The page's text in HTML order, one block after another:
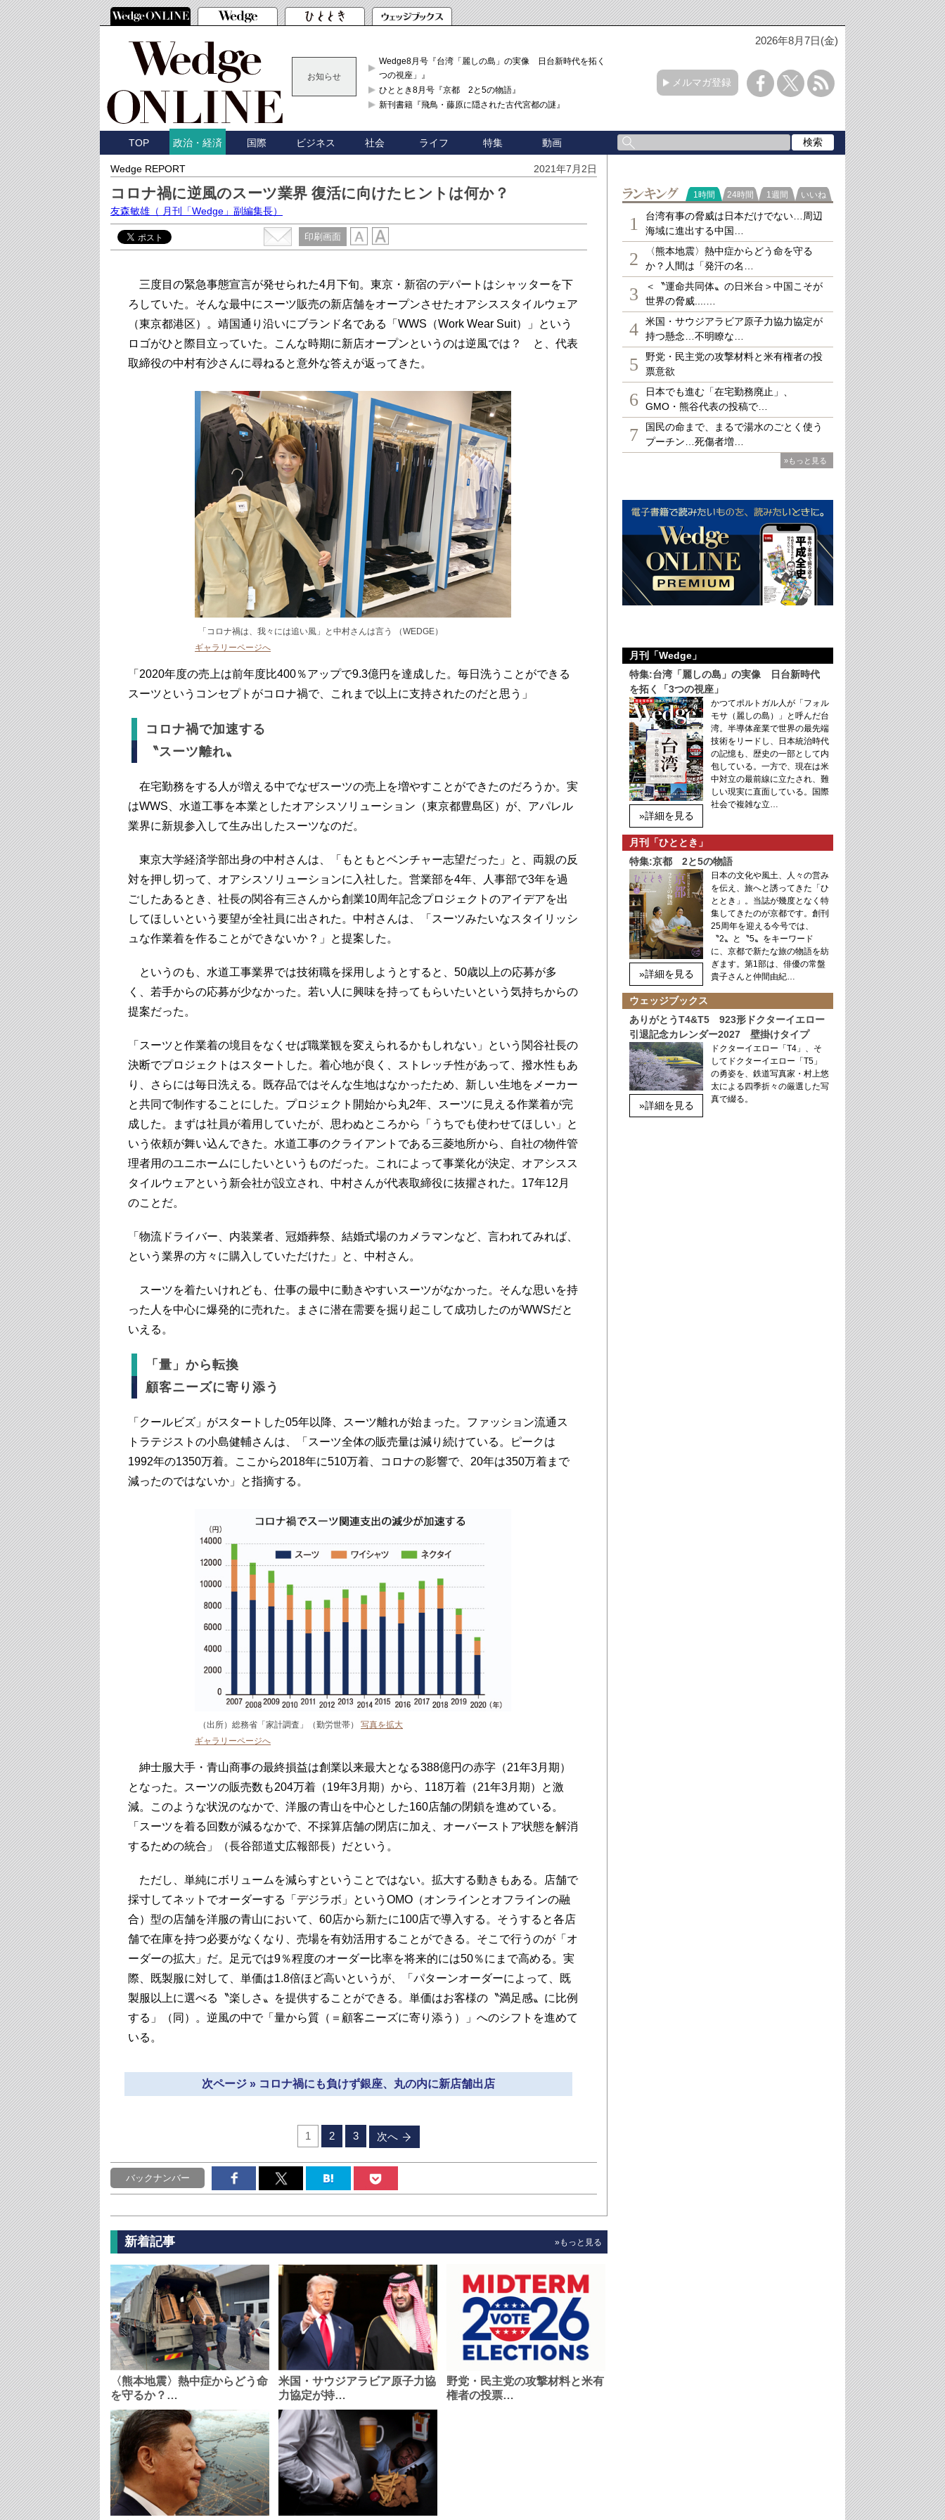
2026年8月7日(金)
お知らせ
Wedge8月号『台湾「麗しの島」の実像 日台新時代を拓く「3
つの視座」』
ひととき8月号『京都 2と5の物語』
新刊書籍『飛鳥・藤原に隠された古代宮都の謎』
メルマガ登録
TOP 政治・経済 国際 ビジネス 社会 ライフ 特集 動画
Wedge REPORT 2021年7月2日
コロナ禍に逆風のスーツ業界 復活に向けたヒントは何か？
友森敏雄 （ 月刊「Wedge」副編集長）
印刷画面
三度目の緊急事態宣言が発せられた4月下旬。東京・新宿のデパートはシャッターを下
ろしていた。そんな最中にスーツ販売の新店舗をオープンさせたオアシススタイルウェア
（東京都港区）。靖国通り沿いにブランド名である「WWS（Work Wear Suit）」という
ロゴがひと際目立っていた。こんな時期に新店オープンというのは逆風では？ と、代表
取締役の中村有沙さんに尋ねると意外な答えが返ってきた。
「コロナ禍は、我々には追い風」と中村さんは言う （WEDGE）
ギャラリーページへ
「2020年度の売上は前年度比400％アップで9.3億円を達成した。毎日洗うことができる
スーツというコンセプトがコロナ禍で、これまで以上に支持されたのだと思う」
コロナ禍で加速する
〝スーツ離れ〟
在宅勤務をする人が増える中でなぜスーツの売上を増やすことができたのだろうか。実
はWWS、水道工事を本業としたオアシスソリューション（東京都豊島区）が、アパレル
業界に新規参入して生み出したスーツなのだ。
東京大学経済学部出身の中村さんは、「もともとベンチャー志望だった」と、両親の反
対を押し切って、オアシスソリューションに入社した。営業部を4年、人事部で3年を過
ごしたあるとき、社長の関谷有三さんから創業10周年記念プロジェクトのアイデアを出
してほしいという要望が全社員に出された。中村さんは、「スーツみたいなスタイリッシ
ュな作業着を作ることができないか？」と提案した。
というのも、水道工事業界では技術職を採用しようとすると、50歳以上の応募が多
く、若手からの応募が少なかった。若い人に興味を持ってもらいたいという気持ちからの
提案だった。
「スーツと作業着の境目をなくせば職業観を変えられるかもしれない」という関谷社長の
決断でプロジェクトはスタートした。着心地が良く、ストレッチ性があって、撥水性もあ
り、さらには毎日洗える。既存品ではそんな生地はなかったため、新しい生地をメーカー
と共同で制作することにした。プロジェクト開始から丸2年、スーツに見える作業着が完
成した。まずは社員が着用していたが、思わぬところから「うちでも使わせてほしい」と
いう依頼が舞い込んできた。水道工事のクライアントである三菱地所から、自社の物件管
理者用のユニホームにしたいというものだった。これによって事業化が決定、オアシスス
タイルウェアという新会社が設立され、中村さんが代表取締役に抜擢された。17年12月
のことだ。
「物流ドライバー、内装業者、冠婚葬祭、結婚式場のカメラマンなど、言われてみれば、
という業界の方々に購入していただけた」と、中村さん。
スーツを着たいけれども、仕事の最中に動きやすいスーツがなかった。そんな思いを持
った人を中心に爆発的に売れた。まさに潜在需要を掘り起こして成功したのがWWSだと
いえる。
「量」から転換
顧客ニーズに寄り添う
「クールビズ」がスタートした05年以降、スーツ離れが始まった。ファッション流通ス
トラテジストの小島健輔さんは、「スーツ全体の販売量は減り続けている。ピークは
1992年の1350万着。ここから2018年に510万着、コロナの影響で、20年は350万着まで
減ったのではないか」と指摘する。
（出所）総務省「家計調査」（勤労世帯） 写真を拡大
ギャラリーページへ
紳士服大手・青山商事の最終損益は創業以来最大となる388億円の赤字（21年3月期）
となった。スーツの販売数も204万着（19年3月期）から、118万着（21年3月期）と激
減。このような状況のなかで、洋服の青山を中心とした160店舗の閉鎖を進めている。
「スーツを着る回数が減るなかで、不採算店舗の閉店に加え、オーバーストア状態を解消
するための統合」（長谷部道丈広報部長）だという。
ただし、単純にボリュームを減らすということではない。拡大する動きもある。店舗で
採寸してネットでオーダーする「デジラボ」というOMO（オンラインとオフラインの融
合）型の店舗を洋服の青山において、60店から新たに100店で導入する。そうすると各店
舗で在庫を持つ必要がなくなり、売場を有効活用することができる。そこで行うのが「オ
ーダーの拡大」だ。足元では9％程度のオーダー比率を将来的には50％にまで高める。実
際、既製服に対して、単価は1.8倍ほど高いというが、「パターンオーダーによって、既
製服以上に選べる〝楽しさ〟を提供することができる。単価はお客様の〝満足感〟に比例
する」（同）。逆風の中で「量から質（＝顧客ニーズに寄り添う）」へのシフトを進めて
いる。
次ページ » コロナ禍にも負けず銀座、丸の内に新店舗出店
1 2 3 次へ
バックナンバー
新着記事 »もっと見る
〈熊本地震〉熱中症からどう命
を守るか？…
米国・サウジアラビア原子力協
力協定が持…
野党・民主党の攻撃材料と米有
権者の投票…
ランキング
1時間 24時間 1週間 いいね
1
台湾有事の脅威は日本だけでない…周辺
海域に進出する中国…
2
〈熊本地震〉熱中症からどう命を守る
か？人間は「発汗の名…
3
＜〝運命共同体〟の日米台＞中国こそが
世界の脅威....…
4
米国・サウジアラビア原子力協力協定が
持つ懸念…不明瞭な…
5
野党・民主党の攻撃材料と米有権者の投
票意欲
6
日本でも進む「在宅勤務廃止」、
GMO・熊谷代表の投稿で…
7
国民の命まで、まるで湯水のごとく使う
プーチン…死傷者増…
»もっと見る
月刊「Wedge」
特集:台湾「麗しの島」の実像 日台新時代
を拓く「3つの視座」
»詳細を見る
かつてポルトガル人が「フォル
モサ（麗しの島）」と呼んだ台
湾。半導体産業で世界の最先端
技術をリードし、日本統治時代
の記憶も、歴史の一部として内
包している。一方で、現在は米
中対立の最前線に立たされ、難
しい現実に直面している。国際
社会で複雑な立…
月刊「ひととき」
特集:京都 2と5の物語
»詳細を見る
日本の文化や風土、人々の営み
を伝え、旅へと誘ってきた「ひ
ととき」。当誌が幾度となく特
集してきたのが京都です。創刊
25周年を迎える今号では、
〝2〟と〝5〟をキーワード
に、京都で新たな旅の物語を紡
ぎます。第1部は、俳優の常盤
貴子さんと仲間由紀…
ウェッジブックス
ありがとうT4&T5 923形ドクターイエロー
引退記念カレンダー2027 壁掛けタイプ
»詳細を見る
ドクターイエロー「T4」、そ
してドクターイエロー「T5」
の勇姿を、鉄道写真家・村上悠
太による四季折々の厳選した写
真で綴る。